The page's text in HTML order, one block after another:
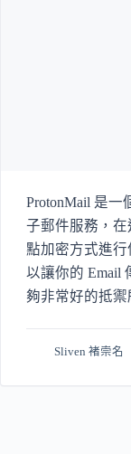
ProtonMail 是一
子郵件服務，
點加密方式進
以讓你的 Email
夠非常好的抵禦
Sliven 褚崇名